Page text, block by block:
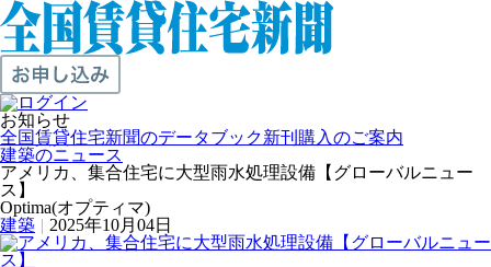
お知らせ
全国賃貸住宅新聞のデータブック新刊購入のご案内
建築のニュース
アメリカ、集合住宅に大型雨水処理設備【グローバルニュー
ス】
Optima(オプティマ)
建築 | 2025年10月04日